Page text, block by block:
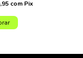
com Pix